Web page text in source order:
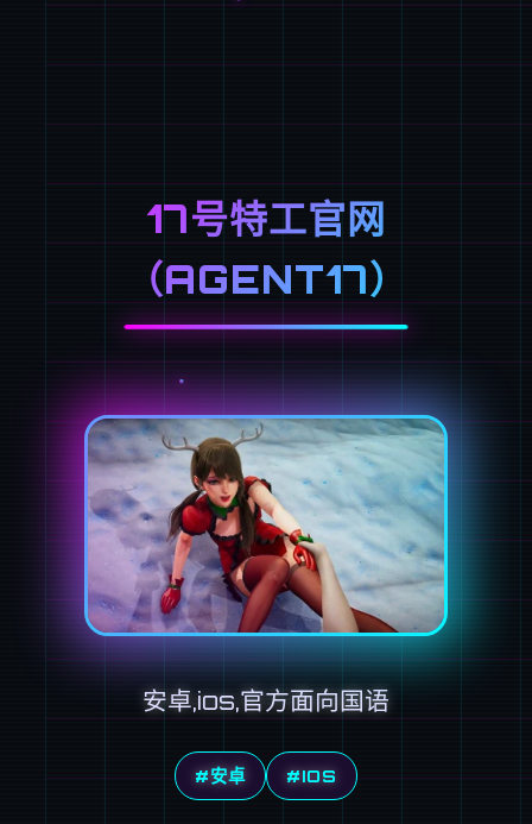
17号特工官网
（AGENT17）
安卓,ios,官方面向国语
#安卓 #IOS